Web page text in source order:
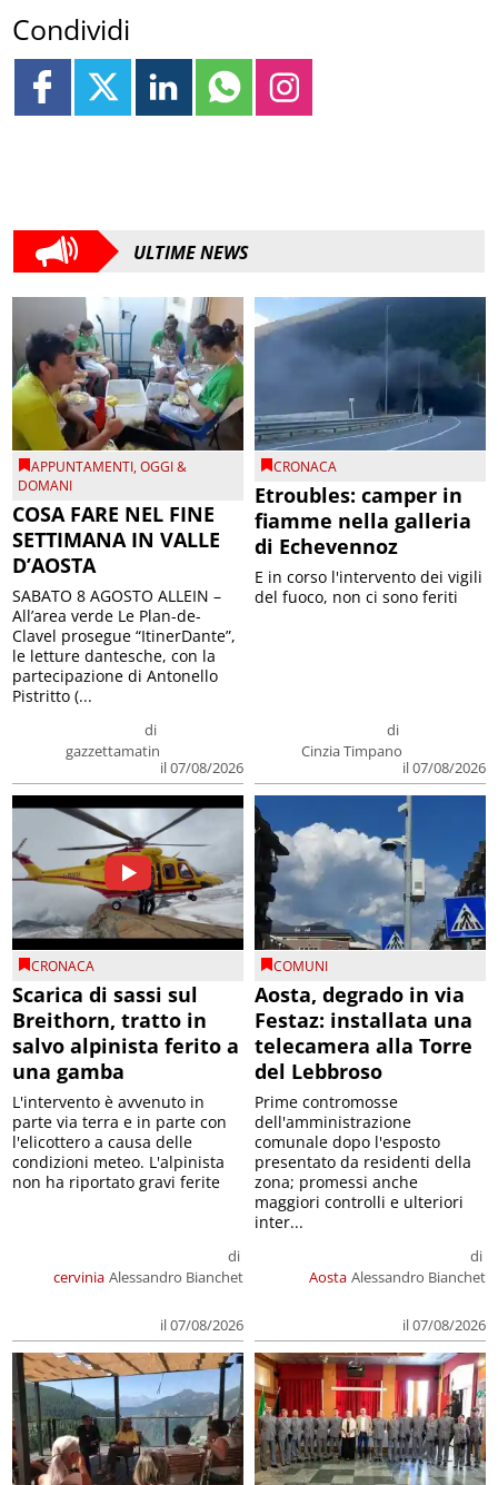
Condividi
ULTIME NEWS
APPUNTAMENTI,OGGI &
DOMANI
COSA FARE NEL FINE
SETTIMANA IN VALLE
D’AOSTA
di
gazzettamatin
il 07/08/2026
SABATO 8 AGOSTO ALLEIN –
All’area verde Le Plan-de-
Clavel prosegue “ItinerDante”,
le letture dantesche, con la
partecipazione di Antonello
Pistritto (...
CRONACA
Etroubles: camper in
fiamme nella galleria
di Echevennoz
di
Cinzia Timpano
il 07/08/2026
E in corso l'intervento dei vigili
del fuoco, non ci sono feriti
CRONACA
Scarica di sassi sul
Breithorn, tratto in
salvo alpinista ferito a
una gamba
cervinia
di
Alessandro Bianchet
il 07/08/2026
L'intervento è avvenuto in
parte via terra e in parte con
l'elicottero a causa delle
condizioni meteo. L'alpinista
non ha riportato gravi ferite
COMUNI
Aosta, degrado in via
Festaz: installata una
telecamera alla Torre
del Lebbroso
Aosta
di
Alessandro Bianchet
il 07/08/2026
Prime contromosse
dell'amministrazione
comunale dopo l'esposto
presentato da residenti della
zona; promessi anche
maggiori controlli e ulteriori
inter...